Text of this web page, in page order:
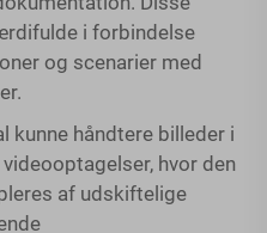
i forbindelse
og scenarier med
kunne håndtere billeder i
hvor den
af udskiftelige